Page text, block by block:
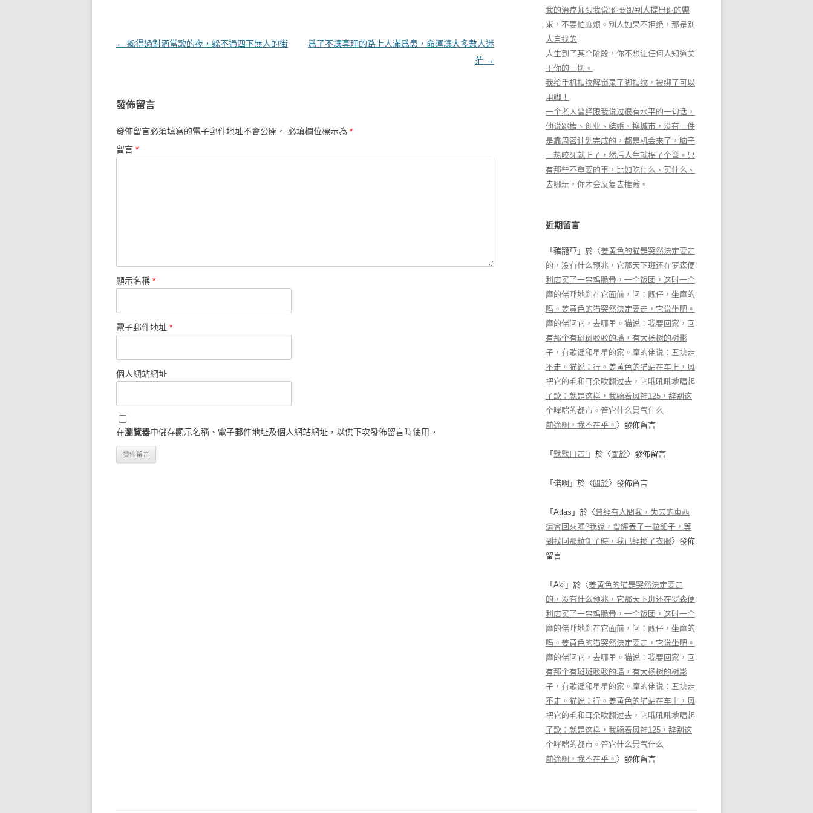
文章導覽
← 躲得過對酒當歌的夜，躲不過四下無人的街
爲了不讓真理的路上人滿爲患，命運讓大多數人迷
茫 →
發佈留言
發佈留言必須填寫的電子郵件地址不會公開。 必填欄位標示為 *
留言 *
顯示名稱 *
電子郵件地址 *
個人網站網址
在瀏覽器中儲存顯示名稱、電子郵件地址及個人網站網址，以供下次發佈留言時使用。
我的治疗师跟我说:你要跟别人提出你的需
求，不要怕麻烦。别人如果不拒绝，那是别
人自找的
人生到了某个阶段，你不想让任何人知道关
于你的一切。
我给手机指纹解锁录了脚指纹，被绑了可以
用脚！
一个老人曾经跟我说过很有水平的一句话，
他说跳槽、创业、结婚、换城市，没有一件
是靠周密计划完成的，都是机会来了，脑子
一热咬牙就上了，然后人生就拐了个弯。只
有那些不重要的事，比如吃什么、买什么、
去哪玩，你才会反复去推敲。
近期留言
「 豬籠草 」於〈姜黄色的猫是突然決定要走
的，没有什么预兆，它那天下班还在罗森便
利店买了一串鸡脆骨，一个饭团，这时一个
摩的佬呼地刹在它面前，问：靓仔，坐摩的
吗。姜黄色的猫突然決定要走，它说坐吧。
摩的佬问它，去哪里。猫说：我要回家，回
有那个有斑斑驳驳的墙，有大杨树的树影
子，有歌谣和星星的家。摩的佬说：五块走
不走。猫说：行。姜黄色的猫站在车上，风
把它的毛和耳朵吹翻过去，它哦吼吼地唱起
了歌：就是这样，我骑着风神125，辞别这
个哮喘的都市。管它什么景气什么
前途啊，我不在乎。 〉發佈留言
「 默默ㄇㄛˋ 」於〈 關於〉發佈留言
「 诺啊 」於〈 關於〉發佈留言
「 Atlas 」於〈曾經有人問我，失去的東西
還會回來嗎?我說，曾經丟了一粒釦子，等
到找回那粒釦子時，我已經換了衣服〉發佈
留言
「 Aki 」於〈姜黄色的猫是突然決定要走
的，没有什么预兆，它那天下班还在罗森便
利店买了一串鸡脆骨，一个饭团，这时一个
摩的佬呼地刹在它面前，问：靓仔，坐摩的
吗。姜黄色的猫突然決定要走，它说坐吧。
摩的佬问它，去哪里。猫说：我要回家，回
有那个有斑斑驳驳的墙，有大杨树的树影
子，有歌谣和星星的家。摩的佬说：五块走
不走。猫说：行。姜黄色的猫站在车上，风
把它的毛和耳朵吹翻过去，它哦吼吼地唱起
了歌：就是这样，我骑着风神125，辞别这
个哮喘的都市。管它什么景气什么
前途啊，我不在乎。 〉發佈留言